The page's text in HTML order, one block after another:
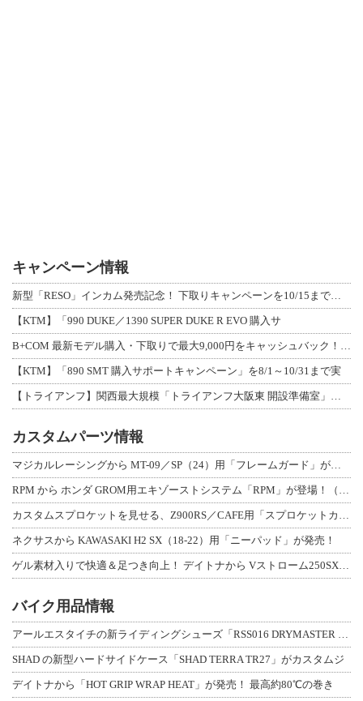
キャンペーン情報
新型「RESO」インカム発売記念！ 下取りキャンペーンを10/15まで延長して開
【KTM】「990 DUKE／1390 SUPER DUKE R EVO 購入サ
B+COM 最新モデル購入・下取りで最大9,000円をキャッシュバック！「B+F
【KTM】「890 SMT 購入サポートキャンペーン」を8/1～10/31まで実
【トライアンフ】関西最大規模「トライアンフ大阪東 開設準備室」がオープン！ 限定
カスタムパーツ情報
マジカルレーシングから MT-09／SP（24）用「フレームガード」が登場！
RPM から ホンダ GROM用エキゾーストシステム「RPM」が登場！（動画あり
カスタムスプロケットを見せる、Z900RS／CAFE用「スプロケットカバーフルキ
ネクサスから KAWASAKI H2 SX（18-22）用「ニーパッド」が発売！
ゲル素材入りで快適＆足つき向上！ デイトナから Vストローム250SX用「快適ロ
バイク用品情報
アールエスタイチの新ライディングシューズ「RSS016 DRYMASTER スト
SHAD の新型ハードサイドケース「SHAD TERRA TR27」がカスタムジ
デイトナから「HOT GRIP WRAP HEAT」が発売！ 最高約80℃の巻き